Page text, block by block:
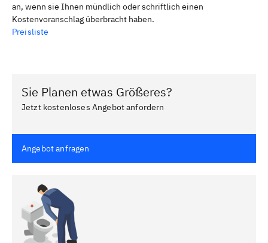
an, wenn sie Ihnen mündlich oder schriftlich einen
Kostenvoranschlag überbracht haben.
Preisliste
Sie Planen etwas Größeres?
Jetzt kostenloses Angebot anfordern
Angebot anfragen